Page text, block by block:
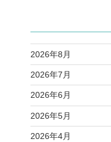
2026年8月
2026年7月
2026年6月
2026年5月
2026年4月